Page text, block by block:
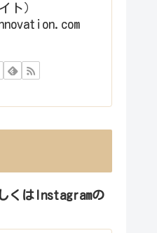
ト）
くはInstagramの